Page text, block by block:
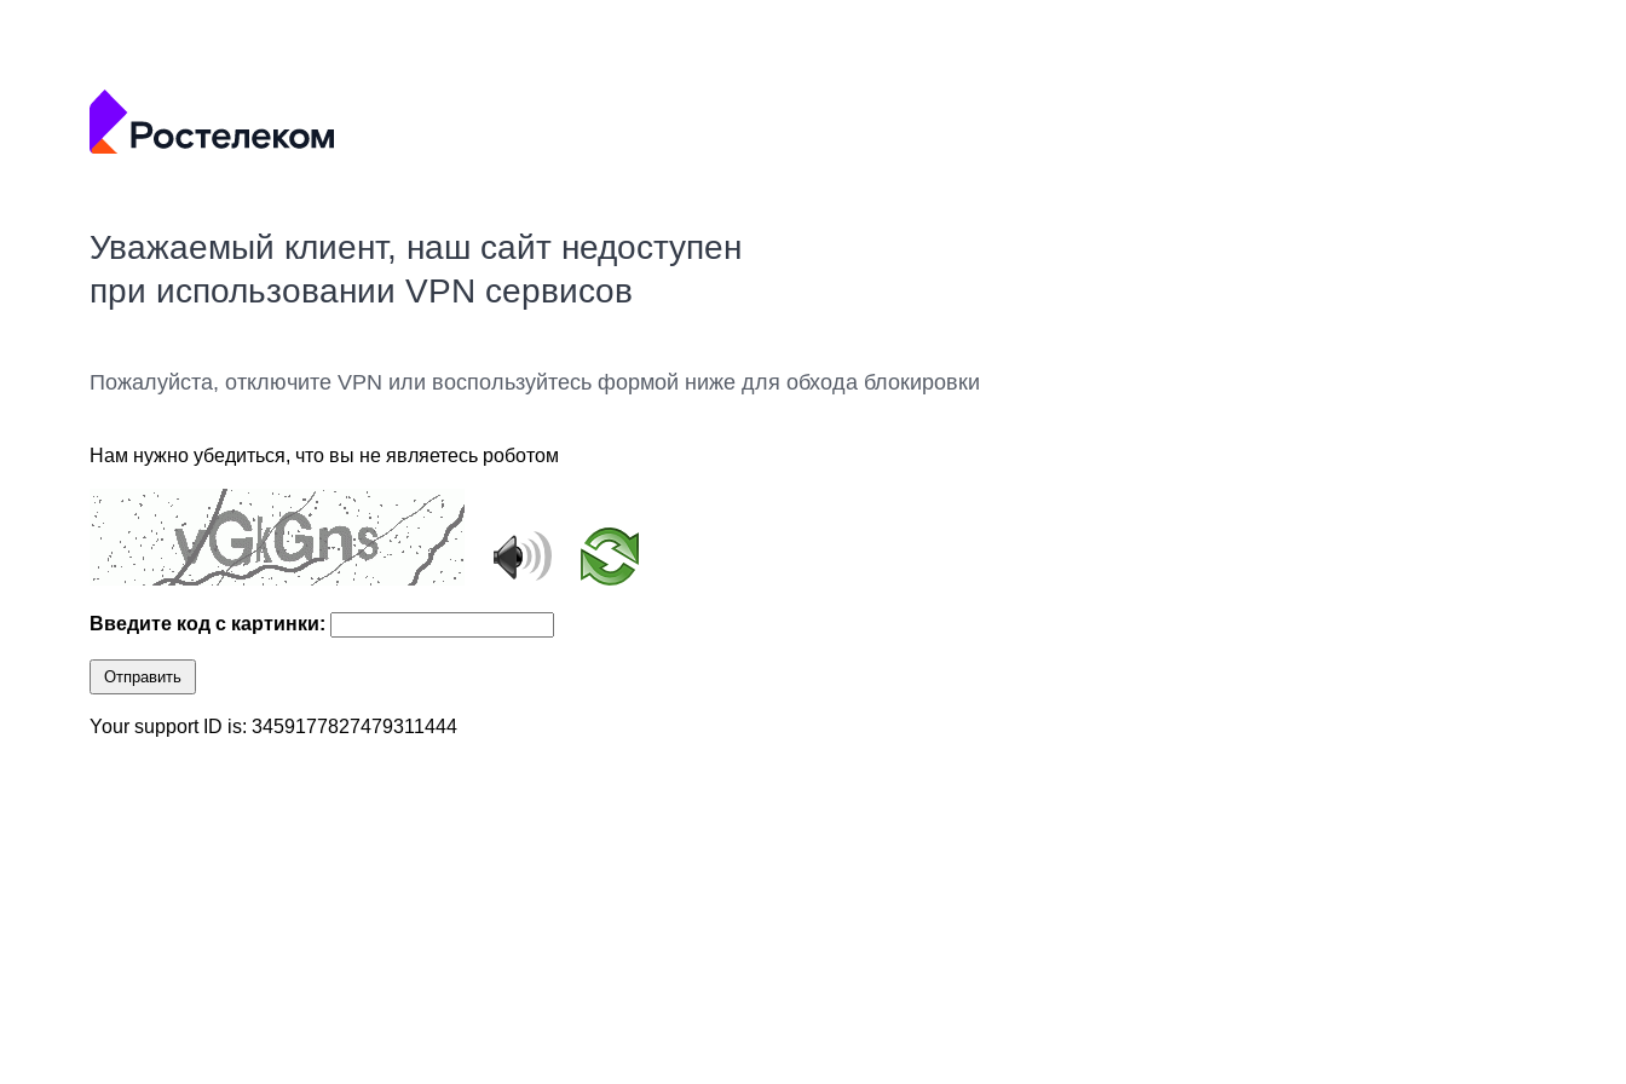
Уважаемый клиент, наш сайт недоступен
при использовании VPN сервисов
Пожалуйста, отключите VPN или воспользуйтесь формой ниже для обхода блокировки
Нам нужно убедиться, что вы не являетесь роботом
Введите код с картинки:
Отправить
Your support ID is: 3459177827479311444